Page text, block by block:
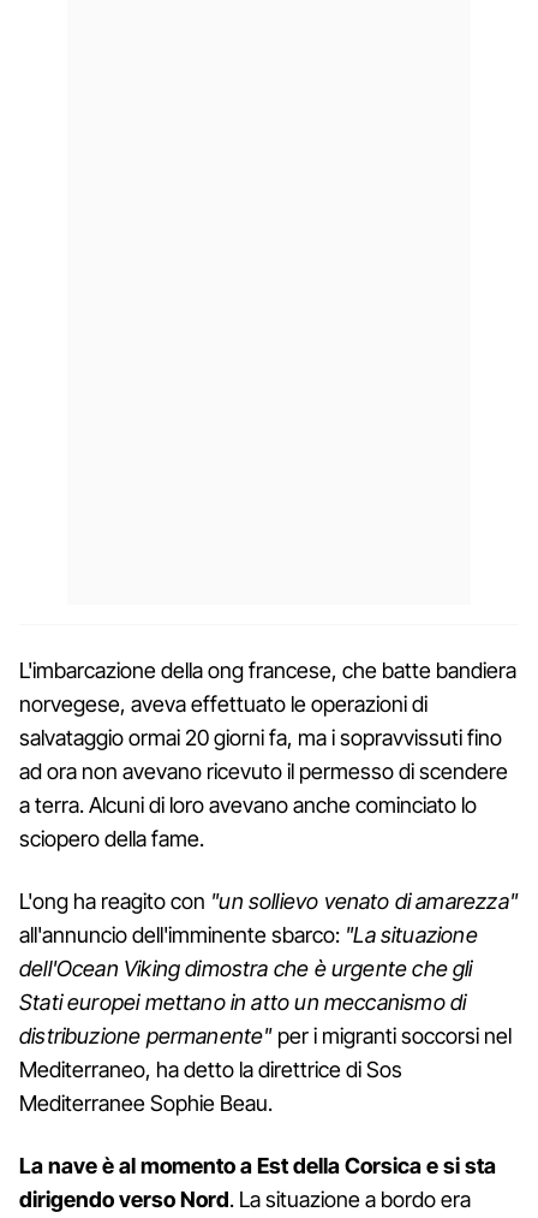
L'imbarcazione della ong francese, che batte bandiera
norvegese, aveva effettuato le operazioni di
salvataggio ormai 20 giorni fa, ma i sopravvissuti fino
ad ora non avevano ricevuto il permesso di scendere
a terra. Alcuni di loro avevano anche cominciato lo
sciopero della fame.
L'ong ha reagito con "un sollievo venato di amarezza"
all'annuncio dell'imminente sbarco: "La situazione
dell'Ocean Viking dimostra che è urgente che gli
Stati europei mettano in atto un meccanismo di
distribuzione permanente"per i migranti soccorsi nel
Mediterraneo, ha detto la direttrice di Sos
Mediterranee Sophie Beau.
La nave è al momento a Est della Corsica e si sta
dirigendo verso Nord. La situazione a bordo era